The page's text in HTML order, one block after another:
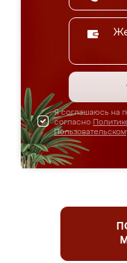
Я соглашаюсь на
согласно